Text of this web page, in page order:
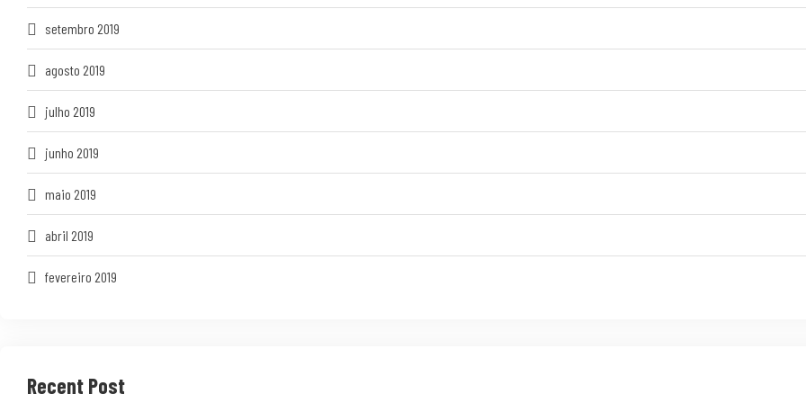
setembro 2019
agosto 2019
julho 2019
junho 2019
maio 2019
abril 2019
fevereiro 2019
Recent Post